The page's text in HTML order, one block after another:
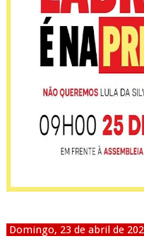
Domingo, 23 de abril de